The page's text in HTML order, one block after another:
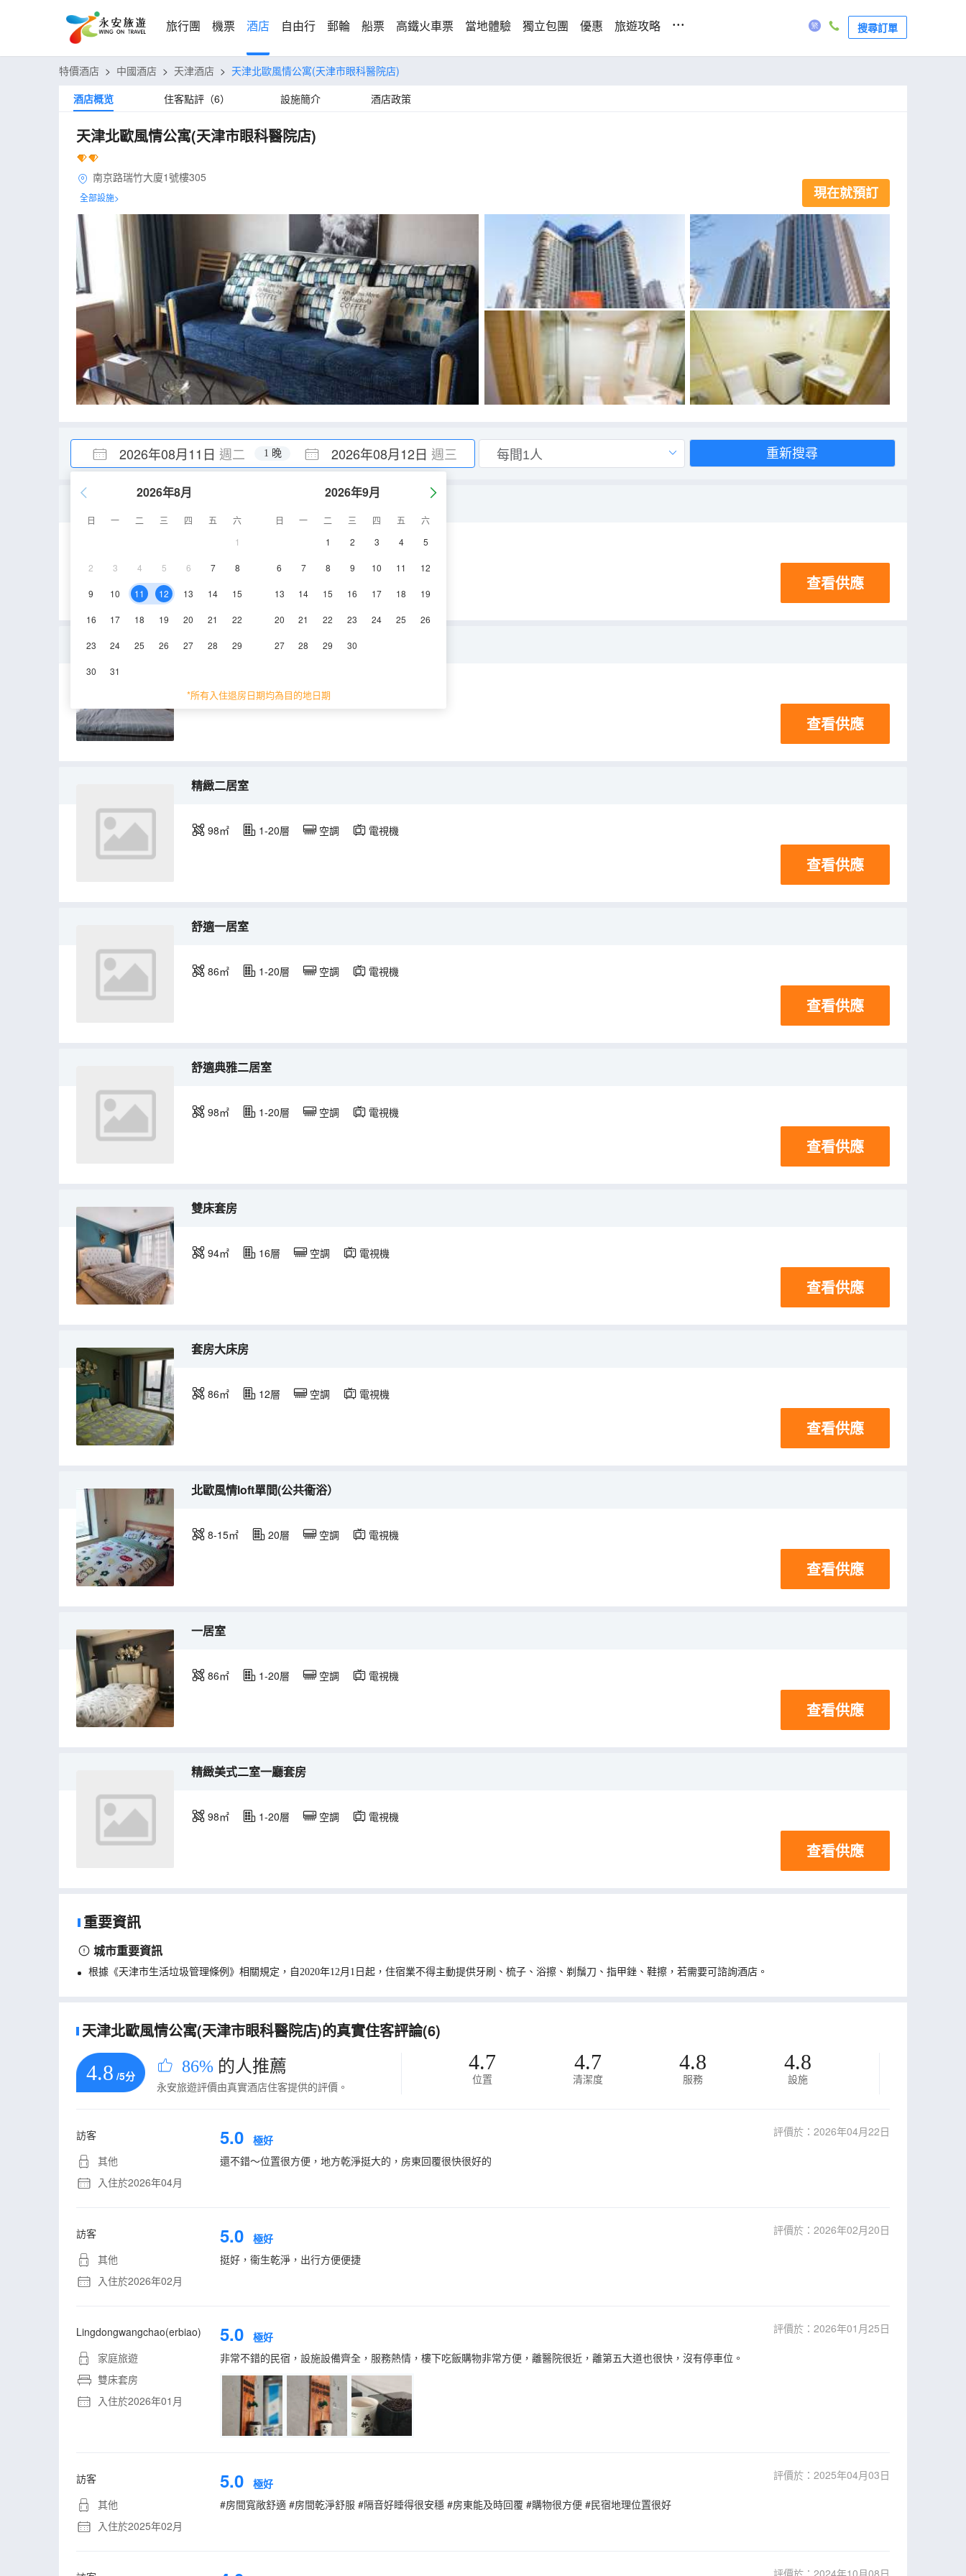
旅行團 機票 酒店 自由行 郵輪 船票 高鐵火車票 當地體驗 獨立包團 優惠 旅遊攻略 ... 搜尋訂單
特價酒店 > 中國酒店 > 天津酒店 > 天津北歐風情公寓(天津市眼科醫院店)
酒店概览
住客點評（6） 設施簡介 酒店政策
天津北歐風情公寓(天津市眼科醫院店)
南京路瑞竹大廈1號樓305
全部設施> 現在就預訂
2026年08月11日 週二 2026年08月12日 週三
1 晚
2026年8月
日 一 二 三 四 五
六
1
2 3 4 5 6 7 8
9 10 11 12 13 14 15
16 17 18 19 20 21 22
23 24 25 26 27 28 29
30 31
2026年9月
日 一 二 三 四 五
六
1
2 3 4 5
6 7 8 9 10 11 12
13 14 15 16 17 18 19
20 21 22 23 24 25 26
27 28 29 30
*所有入住退房日期均為目的地日期
重新搜尋
空調 電視機
查看供應
北歐精品一居室
90㎡ 5-18層 空調
查看供應
精緻二居室
98㎡ 1-20層 空調 電視機
查看供應
舒適一居室
86㎡ 1-20層 空調 電視機
查看供應
舒適典雅二居室
98㎡ 1-20層 空調 電視機
查看供應
雙床套房
94㎡ 16層 空調 電視機
查看供應
套房大床房
86㎡ 12層 空調 電視機
查看供應
北歐風情loft單間(公共衞浴）
8-15㎡ 20層 空調 電視機
查看供應
一居室
86㎡ 1-20層 空調 電視機
查看供應
精緻美式二室一廳套房
98㎡ 1-20層 空調 電視機
查看供應
重要資訊
城市重要資訊
根據《天津市生活垃圾管理條例》相關規定，自2020年12月1日起，住宿業不得主動提供牙刷、梳子、浴擦、剃鬚刀、指甲銼、鞋擦，若需要可諮詢酒店。
天津北歐風情公寓(天津市眼科醫院店)的真實住客評論(6)
4.8 /5分 86% 的人推薦
永安旅遊評價由真實酒店住客提供的評價。
4.7
位置
4.7
清潔度
4.8
服務
4.8
設施
訪客
其他
入住於2026年04月
5.0 極好
評價於：2026年04月22日
還不錯～位置很方便，地方乾淨挺大的，房東回覆很快很好的
訪客
其他
入住於2026年02月
5.0 極好
評價於：2026年02月20日
挺好，衞生乾淨，出行方便便捷
Lingdongwangchao(erbiao)
家庭旅遊
雙床套房
入住於2026年01月
5.0 極好
評價於：2026年01月25日
非常不錯的民宿，設施設備齊全，服務熱情，樓下吃飯購物非常方便，離醫院很近，離第五大道也很快，沒有停車位。
訪客
其他
入住於2025年02月
5.0 極好
評價於：2025年04月03日
#房間寬敞舒適 #房間乾淨舒服 #隔音好睡得很安穩 #房東能及時回覆 #購物很方便 #民宿地理位置很好
評價於：2024年10月08日